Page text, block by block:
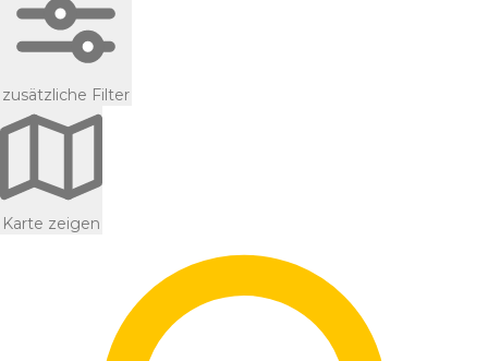
zusätzliche Filter
Karte zeigen